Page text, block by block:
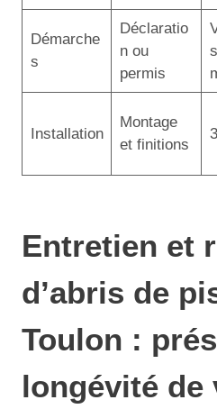
Démarche
s
Déclaratio
n ou
permis
Installation
Montage
et finitions
Entretien et
d’abris de
Toulon :
longévité de